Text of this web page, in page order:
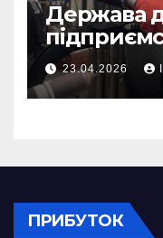
Держава
23.04.2026
ПРИБУТОК